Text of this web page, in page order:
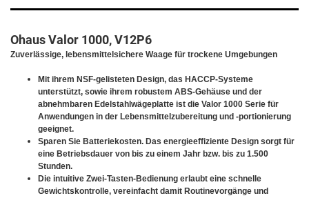
Ohaus Valor 1000, V12P6
Zuverlässige, lebensmittelsichere Waage für trockene Umgebungen
Mit ihrem NSF-gelisteten Design, das HACCP-Systeme
unterstützt, sowie ihrem robustem ABS-Gehäuse und der
abnehmbaren Edelstahlwägeplatte ist die Valor 1000 Serie für
Anwendungen in der Lebensmittelzubereitung und -portionierung
geeignet.
Sparen Sie Batteriekosten. Das energieeffiziente Design sorgt für
eine Betriebsdauer von bis zu einem Jahr bzw. bis zu 1.500
Stunden.
Die intuitive Zwei-Tasten-Bedienung erlaubt eine schnelle
Gewichtskontrolle, vereinfacht damit Routinevorgänge und